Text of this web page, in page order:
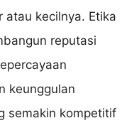
kecilnya. Etika
reputasi
keunggulan
semakin kompetitif